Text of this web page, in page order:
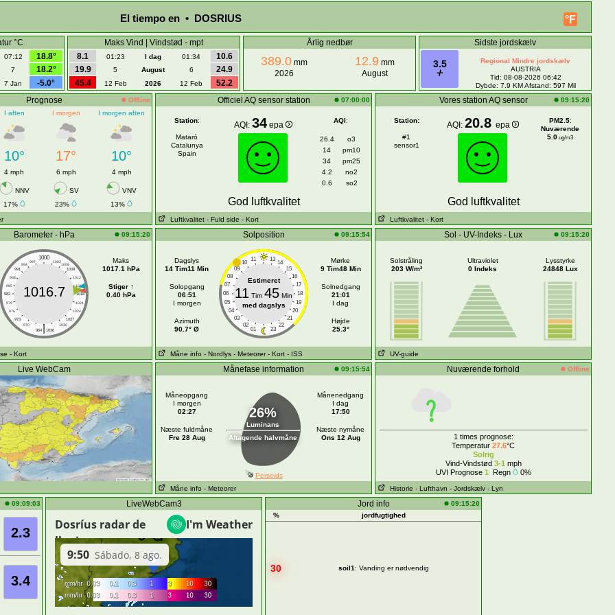
°F
El tiempo en • DOSRIUS
°C
07:12
18.8°
7
18.2°
7 Jan -5.0°
Maks Vind | Vindstød - mpt
8.1
01:23 I dag 01:34
10.6
19.9
5 August 6
24.9
45.4
12 Feb 2026 12 Feb 52.2
Årlig nedbør
389.0 mm
2026
12.9 mm
August
Sidste jordskælv
3.5
Regional Mindre jordskælv
AUSTRIA
Tid: 08-08-2026 06:42
Dybde: 7.9 KM Afstand: 597 Mil
Prognose
Offline
I aften I morgen I morgen aften
10° 17° 10°
4 mph 6 mph 4 mph
NNV SV
VNV
17% 23%
13%
Officiel AQ sensor station 07:00:00
Station:
Mataró
Catalunya
Spain
AQI: 34 epa AQI:
26.4
o3
14
pm10
34
pm25
4.2
no2
0.6
so2
God luftkvalitet
Luftkvalitet - Fuld side - Kort
Vores station AQ sensor 09:15:20
Station:
#1
sensor1
AQI: 20.8 epa PM2.5:
Nuværende
5.0 ug/m3
God luftkvalitet
Luftkvalitet - Kort
Barometer - hPa 09:15:20
1000
997 1003
994
1006
991
1009
988
1012
985
1015
982
1018
979
1021
976
1024
973
1027
970
1030
|
964 1036
1016.7
Maks
1017.1 hPa
Stiger ↑
0.40 hPa
- Kort
Solposition 09:15:54
Dagslys
14 Tim11 Min
Solopgang
06:51
I morgen
Azimuth
90.7° Ø
11 13
10
14
09
15
08
16
07
17
06
18
05
19
04
20
03
21
02
22
01 23
Estimeret
11 Tim 45 Min
med dagslys
Mørke
9 Tim48 Min
Solnedgang
21:01
I dag
Højde
25.3°
Måne info - Nordlys - Meteorer - Kort - ISS
Sol - UV-Indeks - Lux 09:15:20
Solstråling
203 W/m²
Ultraviolet
0 Indeks
Lysstyrke
24848 Lux
UV-guide
Live WebCam Månefase information 09:15:54
Måneopgang
I morgen
02:27
Næste fuldmåne
Fre 28 Aug
26%
Luminans
Aftagende halvmåne
Månenedgang
I dag
17:50
Næste nymåne
Ons 12 Aug
Perseids
Måne info - Meteorer
Nuværende forhold Offline
1 times prognose:
Temperatur 27.6°C
Solrig
Vind-Vindstød 3-1 mph
UVI Prognose 1 Regn 0%
Historie - Lufthavn - Jordskælv - Lyn
09:09:03
2.3
3.4
LiveWebCam3 Jord info
09:15:20
%
jordfugtighed
30 soil1 : Vanding er nødvendig